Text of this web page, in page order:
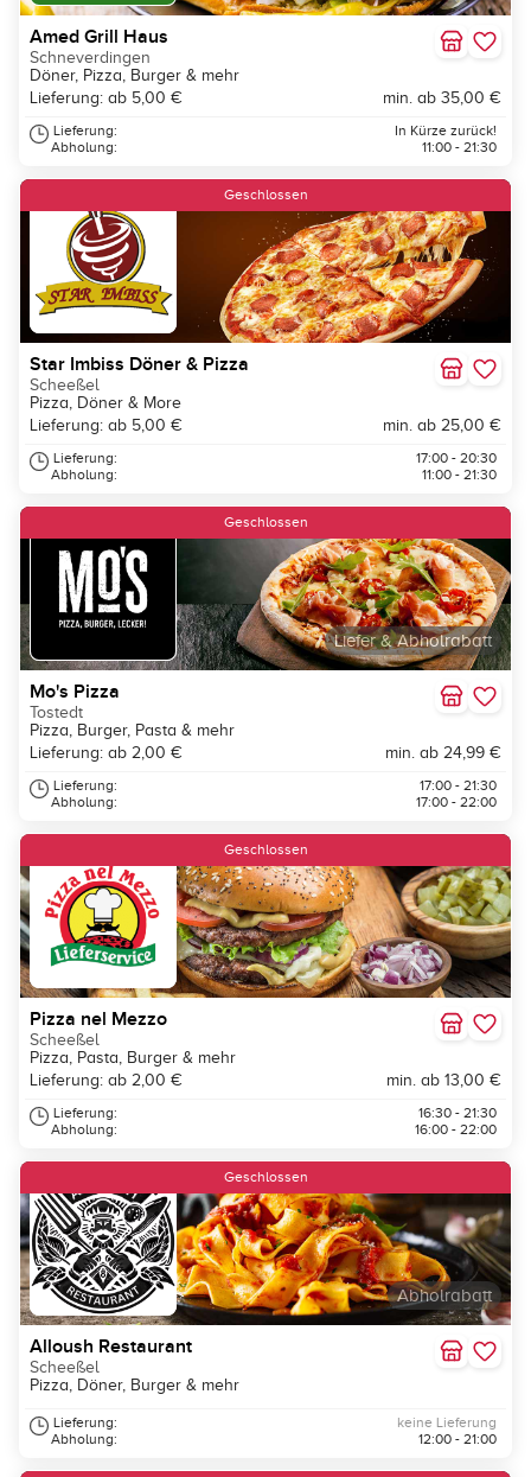
Amed Grill Haus
Schneverdingen
Döner, Pizza, Burger & mehr
Lieferung: ab 5,00 €
min. ab 35,00 €
Lieferung:
Abholung:
In Kürze zurück!
11:00 - 21:30
Geschlossen
Star Imbiss Döner & Pizza
Scheeßel
Pizza, Döner & More
Lieferung: ab 5,00 €
min. ab 25,00 €
Lieferung:
Abholung:
17:00 - 20:30
11:00 - 21:30
Liefer & Abholrabatt
Geschlossen
Mo's Pizza
Tostedt
Pizza, Burger, Pasta & mehr
Lieferung: ab 2,00 €
min. ab 24,99 €
Lieferung:
Abholung:
17:00 - 21:30
17:00 - 22:00
Geschlossen
Pizza nel Mezzo
Scheeßel
Pizza, Pasta, Burger & mehr
Lieferung: ab 2,00 €
min. ab 13,00 €
Lieferung:
Abholung:
16:30 - 21:30
16:00 - 22:00
Abholrabatt
Geschlossen
Alloush Restaurant
Scheeßel
Pizza, Döner, Burger & mehr
Lieferung:
Abholung:
keine Lieferung
12:00 - 21:00